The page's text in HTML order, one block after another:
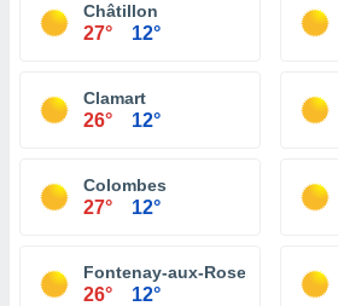
Châtillon
27° 12°
Clamart
26° 12°
Colombes
27° 12°
Fontenay-aux-Roses
26° 12°